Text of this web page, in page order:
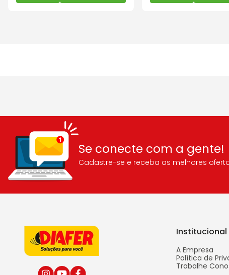
Se conecte com a gente!
Cadastre-se e receba as melhores
Institucional
A Empresa
Política de
Trabalhe